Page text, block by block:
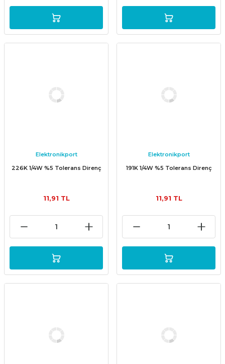
Elektronikport
226K 1/4W %5 Tolerans Direnç
11,91 TL
Elektronikport
191K 1/4W %5 Tolerans Direnç
11,91 TL